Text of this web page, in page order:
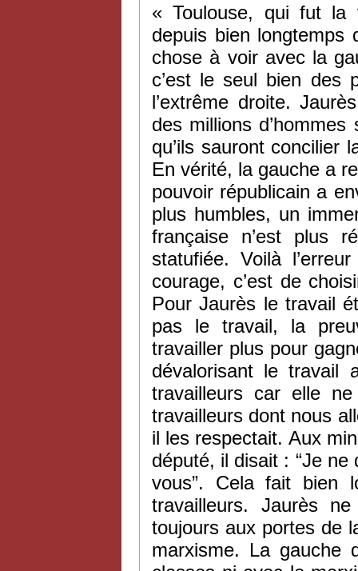
«Toulouse, qui fut
depuis bien longtemps
chose à voir avec la
c’est le seul bien des
l’extrême droite.
des millions
qu’ils sauront concilier
En vérité, la gauche a
pouvoir républicain a
plus humbles, un
française n’est plus
statufiée. Voilà
courage, c’est de
Pour Jaurès le travail
pas le travail, la
travailler plus pour
dévalorisant le travail
travailleurs car elle
travailleurs dont nous
il les respectait. Aux
député, il disait : “Je ne
vous”. Cela fait bien
travailleurs. Jaurès
toujours aux portes de
marxisme. La gauche